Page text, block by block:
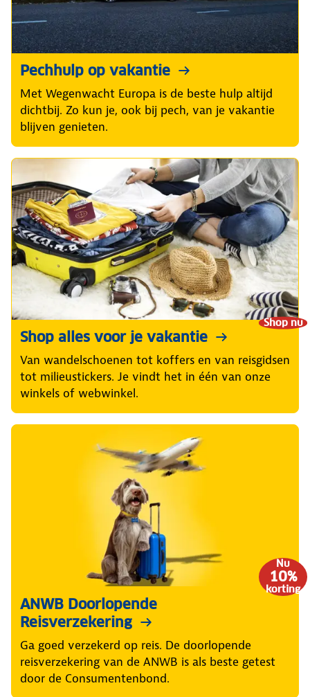
Pechhulp op vakantie
Met Wegenwacht Europa is de beste hulp altijd
dichtbij. Zo kun je, ook bij pech, van je vakantie
blijven genieten.
Shop nu
Shop alles voor je vakantie
Van wandelschoenen tot koffers en van reisgidsen
tot milieustickers. Je vindt het in één van onze
winkels of webwinkel.
Nu
10%
korting
ANWB Doorlopende
Reisverzekering
Ga goed verzekerd op reis. De doorlopende
reisverzekering van de ANWB is als beste getest
door de Consumentenbond.